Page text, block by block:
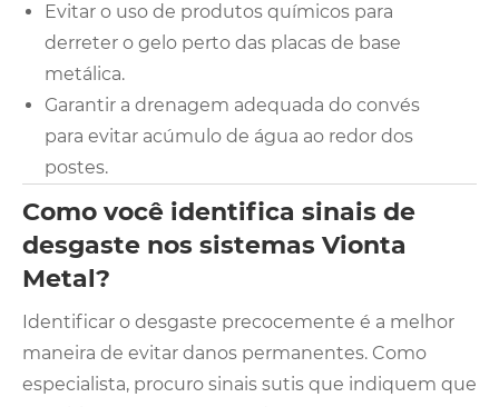
Evitar o uso de produtos químicos para
derreter o gelo perto das placas de base
metálica.
Garantir a drenagem adequada do convés
para evitar acúmulo de água ao redor dos
postes.
Como você identifica sinais de
desgaste nos sistemas Vionta
Metal?
Identificar o desgaste precocemente é a melhor
maneira de evitar danos permanentes. Como
especialista, procuro sinais sutis que indiquem que